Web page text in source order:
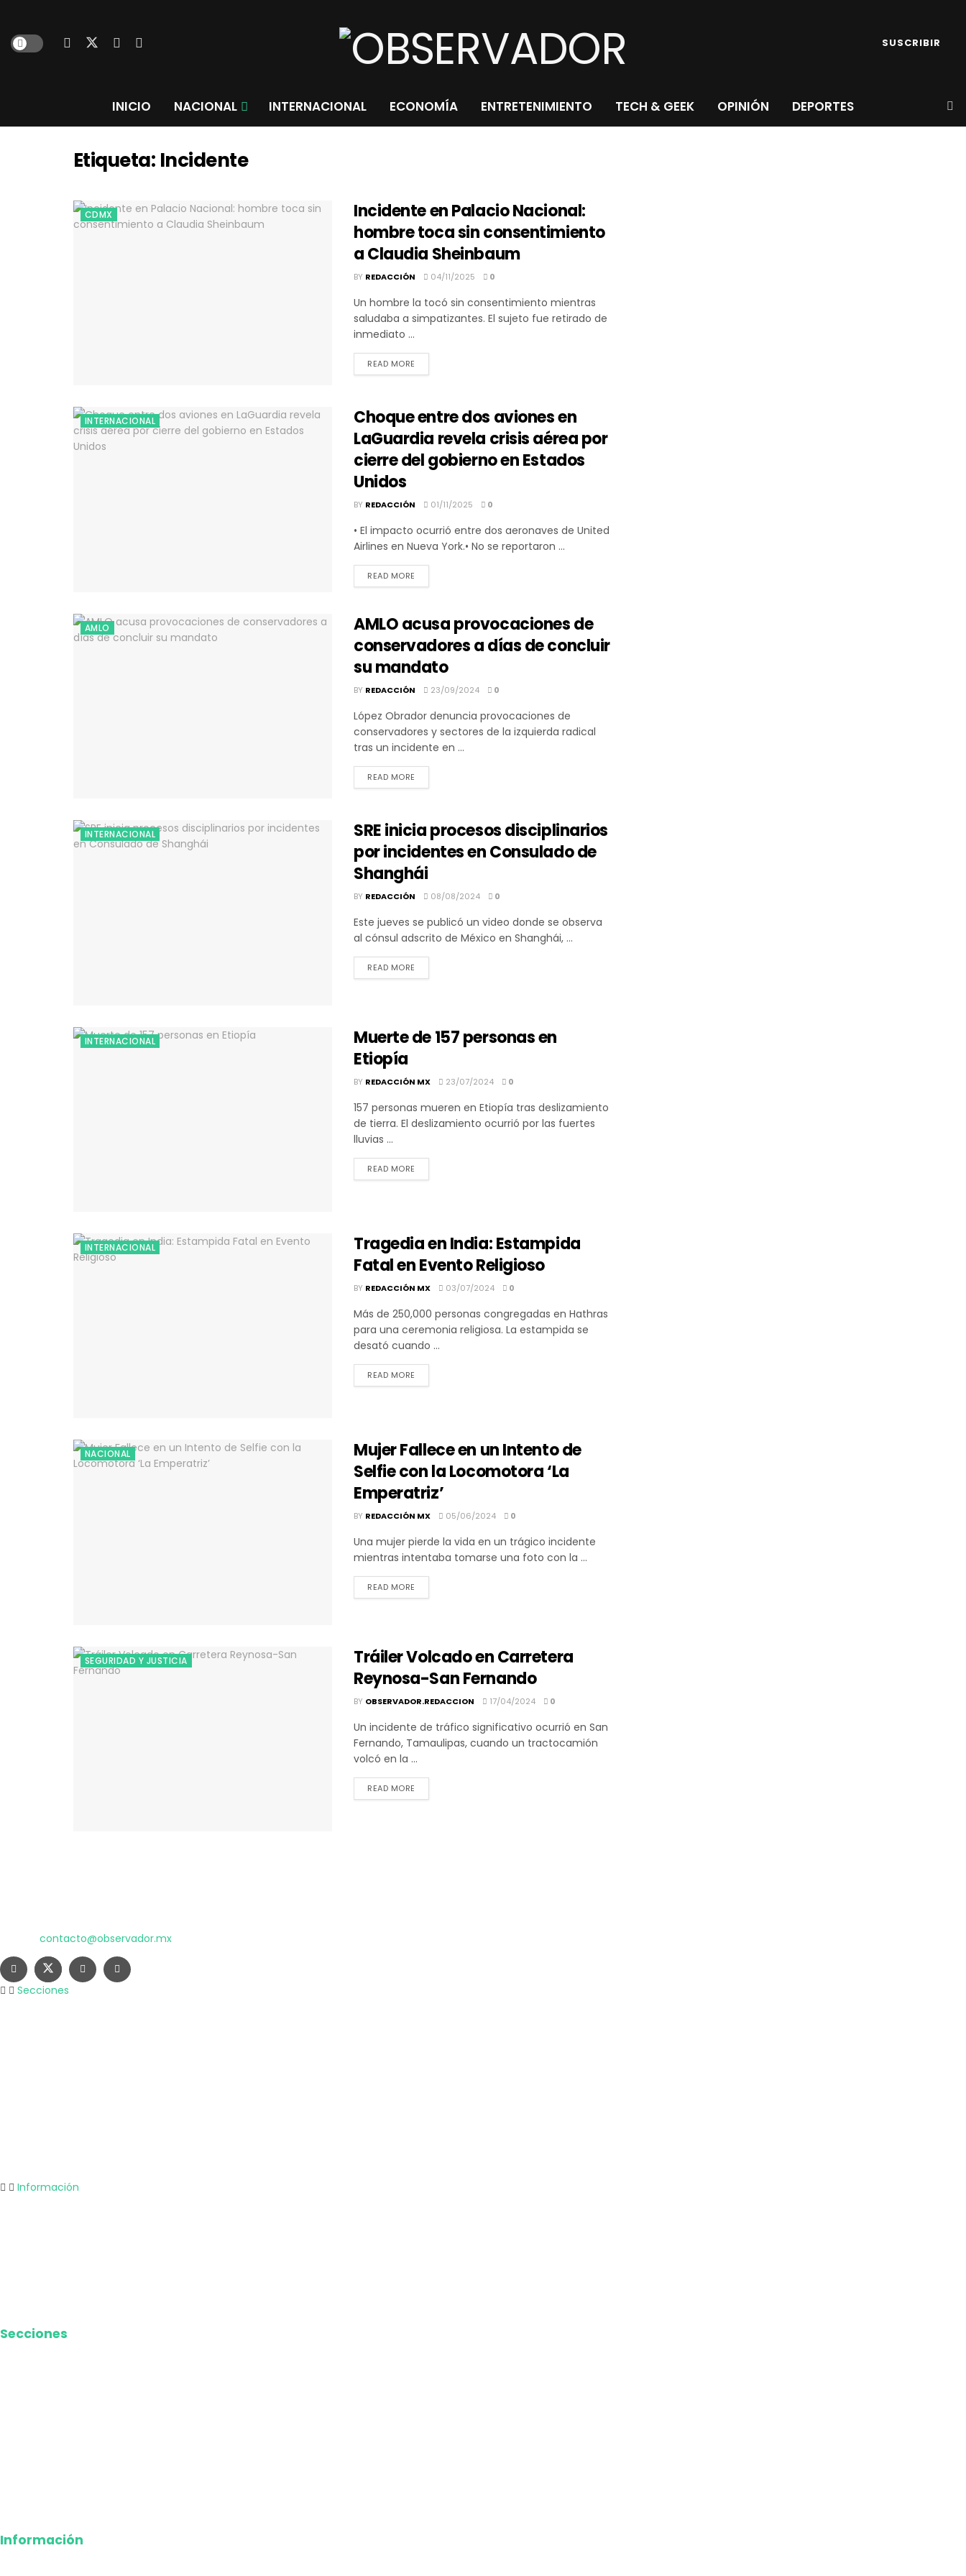
SUSCRIBIR
INICIO NACIONAL INTERNACIONAL ECONOMÍA ENTRETENIMIENTO TECH & GEEK OPINIÓN DEPORTES
Etiqueta: Incidente
CDMX
Incidente en Palacio Nacional:
hombre toca sin consentimiento
a Claudia Sheinbaum
BY REDACCIÓN 04/11/2025 0
Un hombre la tocó sin consentimiento mientras
saludaba a simpatizantes. El sujeto fue retirado de
inmediato ...
READ MORE
INTERNACIONAL
Choque entre dos aviones en
LaGuardia revela crisis aérea por
cierre del gobierno en Estados
Unidos
BY REDACCIÓN 01/11/2025 0
• El impacto ocurrió entre dos aeronaves de United
Airlines en Nueva York.• No se reportaron ...
READ MORE
AMLO
AMLO acusa provocaciones de
conservadores a días de concluir
su mandato
BY REDACCIÓN 23/09/2024 0
López Obrador denuncia provocaciones de
conservadores y sectores de la izquierda radical
tras un incidente en ...
READ MORE
INTERNACIONAL
SRE inicia procesos disciplinarios
por incidentes en Consulado de
Shanghái
BY REDACCIÓN 08/08/2024 0
Este jueves se publicó un video donde se observa
al cónsul adscrito de México en Shanghái, ...
READ MORE
INTERNACIONAL
Muerte de 157 personas en
Etiopía
BY REDACCIÓN MX 23/07/2024 0
157 personas mueren en Etiopía tras deslizamiento
de tierra. El deslizamiento ocurrió por las fuertes
lluvias ...
READ MORE
INTERNACIONAL
Tragedia en India: Estampida
Fatal en Evento Religioso
BY REDACCIÓN MX 03/07/2024 0
Más de 250,000 personas congregadas en Hathras
para una ceremonia religiosa. La estampida se
desató cuando ...
READ MORE
NACIONAL
Mujer Fallece en un Intento de
Selfie con la Locomotora ‘La
Emperatriz’
BY REDACCIÓN MX 05/06/2024 0
Una mujer pierde la vida en un trágico incidente
mientras intentaba tomarse una foto con la ...
READ MORE
SEGURIDAD Y JUSTICIA
Tráiler Volcado en Carretera
Reynosa-San Fernando
BY OBSERVADOR.REDACCION 17/04/2024 0
Un incidente de tráfico significativo ocurrió en San
Fernando, Tamaulipas, cuando un tractocamión
volcó en la ...
READ MORE
contacto@observador.mx
Secciones
Información
Secciones
Información